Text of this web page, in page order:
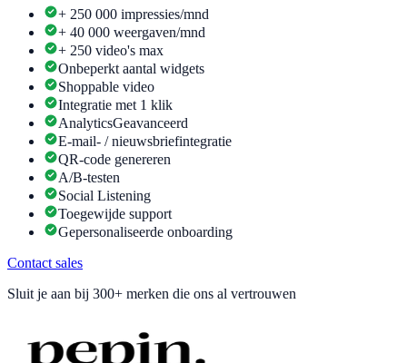
+ 250 000 impressies/mnd
+ 40 000 weergaven/mnd
+ 250 video's max
Onbeperkt aantal widgets
Shoppable video
Integratie met 1 klik
AnalyticsGeavanceerd
E-mail- / nieuwsbriefintegratie
QR-code genereren
A/B-testen
Social Listening
Toegewijde support
Gepersonaliseerde onboarding
Contact sales
Sluit je aan bij 300+ merken die ons al vertrouwen